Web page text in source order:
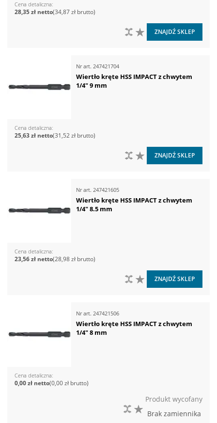
Cena detaliczna
34,87 zł
28,35 zł
DO LISTY ŻYCZEŃ
DO PORÓWNANIA
ZNAJDŹ SKLEP
Nr art. 247421704
Wiertło kręte HSS IMPACT z chwytem
1/4" 9 mm
Cena detaliczna
31,52 zł
25,63 zł
DO LISTY ŻYCZEŃ
DO PORÓWNANIA
ZNAJDŹ SKLEP
Nr art. 247421605
Wiertło kręte HSS IMPACT z chwytem
1/4" 8.5 mm
Cena detaliczna
28,98 zł
23,56 zł
DO LISTY ŻYCZEŃ
DO PORÓWNANIA
ZNAJDŹ SKLEP
Nr art. 247421506
Wiertło kręte HSS IMPACT z chwytem
1/4" 8 mm
Cena detaliczna
0,00 zł
0,00 zł
DO PORÓWNANIA
Produkt wycofany
Brak zamiennika